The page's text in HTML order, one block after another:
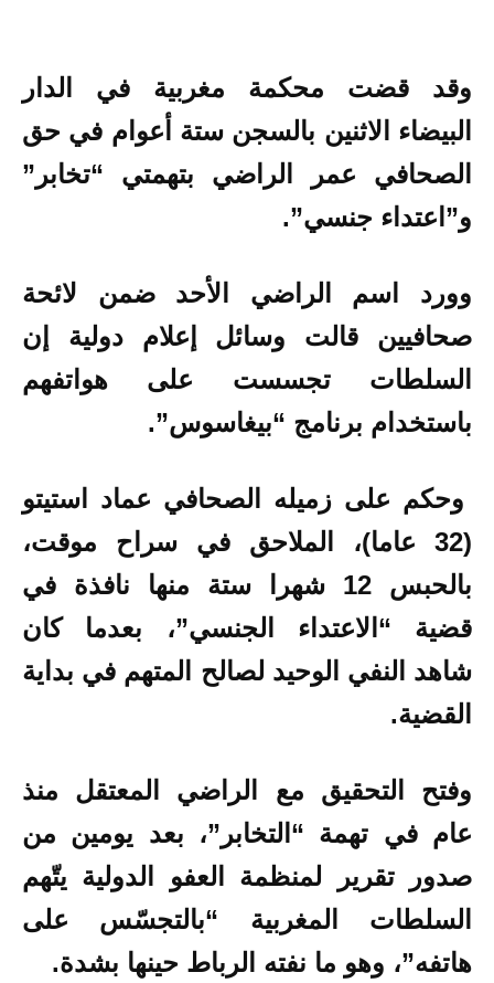
وقد قضت محكمة مغربية في الدار
البيضاء الاثنين بالسجن ستة أعوام في حق
الصحافي عمر الراضي بتهمتي “تخابر”
و”اعتداء جنسي”.
وورد اسم الراضي الأحد ضمن لائحة
صحافيين قالت وسائل إعلام دولية إن
السلطات تجسست على هواتفهم
باستخدام برنامج “بيغاسوس”.
وحكم على زميله الصحافي عماد استيتو
(32 عاما)، الملاحق في سراح موقت،
بالحبس 12 شهرا ستة منها نافذة في
قضية “الاعتداء الجنسي”، بعدما كان
شاهد النفي الوحيد لصالح المتهم في بداية
القضية.
وفتح التحقيق مع الراضي المعتقل منذ
عام في تهمة “التخابر”، بعد يومين من
صدور تقرير لمنظمة العفو الدولية يتّهم
السلطات المغربية “بالتجسّس على
هاتفه”، وهو ما نفته الرباط حينها بشدة.